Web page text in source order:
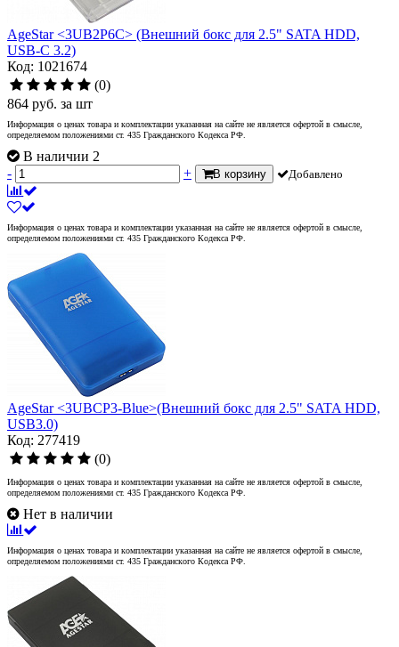
AgeStar <3UB2P6C> (Внешний бокс для 2.5" SATA HDD,
USB-C 3.2)
Код: 1021674
(0)
864 руб. за шт
Информация о ценах товара и комплектации указанная на сайте не является офертой в смысле,
определяемом положениями ст. 435 Гражданского Кодекса РФ.
В наличии 2
-
+ В корзину Добавлено
Информация о ценах товара и комплектации указанная на сайте не является офертой в смысле,
определяемом положениями ст. 435 Гражданского Кодекса РФ.
AgeStar <3UBCP3-Blue>(Внешний бокс для 2.5" SATA HDD,
USB3.0)
Код: 277419
(0)
Информация о ценах товара и комплектации указанная на сайте не является офертой в смысле,
определяемом положениями ст. 435 Гражданского Кодекса РФ.
Нет в наличии
Информация о ценах товара и комплектации указанная на сайте не является офертой в смысле,
определяемом положениями ст. 435 Гражданского Кодекса РФ.